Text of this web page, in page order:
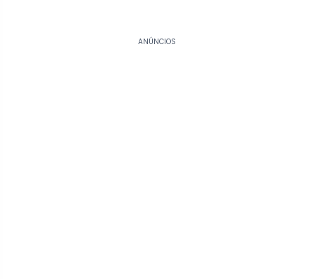
ANÚNCIOS